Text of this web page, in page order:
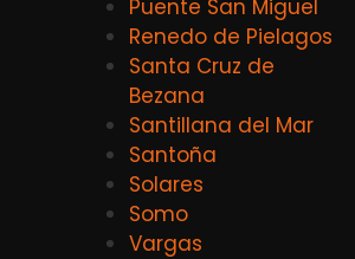
Puente San Miguel
Renedo de Pielagos
Santa Cruz de
Bezana
Santillana del Mar
Santoña
Solares
Somo
Vargas